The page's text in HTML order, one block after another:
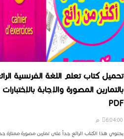
تحميل كتاب تعلم اللغة الفرنسية
بالتمارين المصورة والإجابة بالإختبارات
PDF
6:04:00 م
يحتوي هذا الكتاب الرائع جداً على تمارين مصورة ممتازة